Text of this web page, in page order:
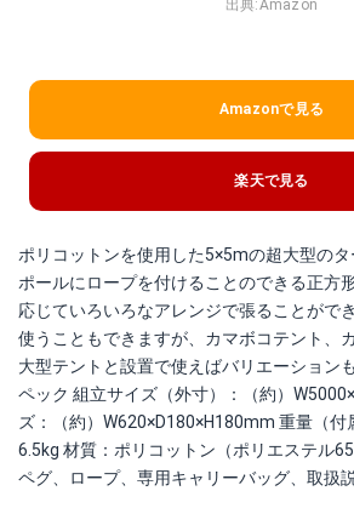
出典:Amazon
Amazonで見る
楽天で見る
ポリコットンを使用した5×5mの超大型の
ポールにロープを付けることのできる正方
応じていろいろなアレンジで張ることがで
使うこともできますが、カマボコテント、
大型テントと設置で使えばバリエーション
ペック 組立サイズ（外寸）：（約）
ズ：（約）W620×D180×H180mm 重量（付
6.5kg 材質：ポリコットン（ポリエステル
ペグ、ロープ、専用キャリーバッグ、取扱